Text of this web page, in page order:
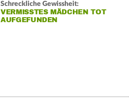
Schreckliche Gewissheit:
VERMISSTES MÄDCHEN TOT
AUFGEFUNDEN